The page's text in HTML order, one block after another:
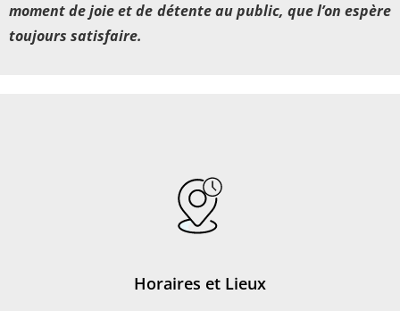
moment de joie et de détente au public, que l’on espère
toujours satisfaire.
Horaires et Lieux